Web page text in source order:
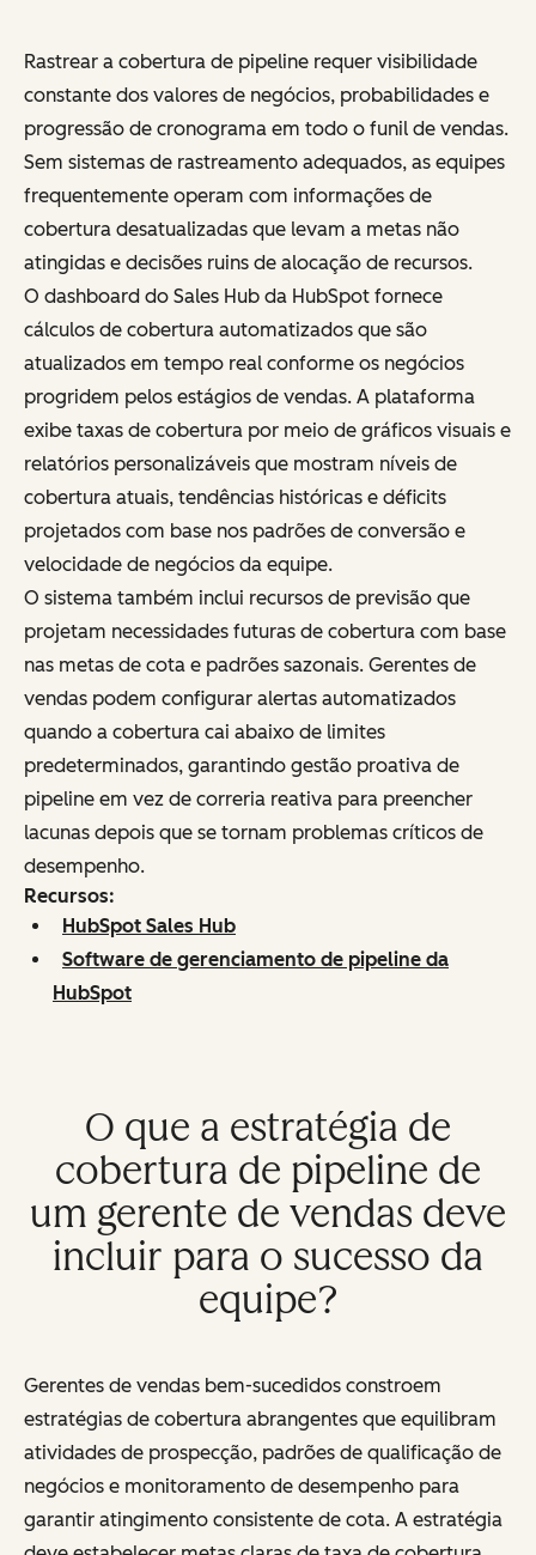
Rastrear a cobertura de pipeline requer visibilidade
constante dos valores de negócios, probabilidades e
progressão de cronograma em todo o funil de vendas.
Sem sistemas de rastreamento adequados, as equipes
frequentemente operam com informações de
cobertura desatualizadas que levam a metas não
atingidas e decisões ruins de alocação de recursos.
O dashboard do Sales Hub da HubSpot fornece
cálculos de cobertura automatizados que são
atualizados em tempo real conforme os negócios
progridem pelos estágios de vendas. A plataforma
exibe taxas de cobertura por meio de gráficos visuais e
relatórios personalizáveis que mostram níveis de
cobertura atuais, tendências históricas e déficits
projetados com base nos padrões de conversão e
velocidade de negócios da equipe.
O sistema também inclui recursos de previsão que
projetam necessidades futuras de cobertura com base
nas metas de cota e padrões sazonais. Gerentes de
vendas podem configurar alertas automatizados
quando a cobertura cai abaixo de limites
predeterminados, garantindo gestão proativa de
pipeline em vez de correria reativa para preencher
lacunas depois que se tornam problemas críticos de
desempenho.
Recursos:
HubSpot Sales Hub
Software de gerenciamento de pipeline da
HubSpot
O que a estratégia de
cobertura de pipeline de
um gerente de vendas deve
incluir para o sucesso da
equipe?
Gerentes de vendas bem-sucedidos constroem
estratégias de cobertura abrangentes que equilibram
atividades de prospecção, padrões de qualificação de
negócios e monitoramento de desempenho para
garantir atingimento consistente de cota. A estratégia